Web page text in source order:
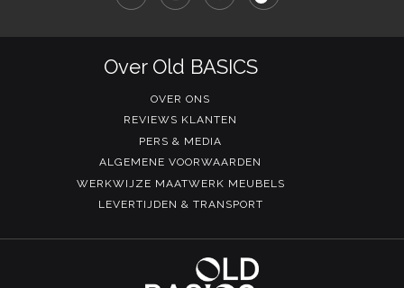
Over Old BASICS
OVER ONS
REVIEWS KLANTEN
PERS & MEDIA
ALGEMENE VOORWAARDEN
WERKWIJZE MAATWERK MEUBELS
LEVERTIJDEN & TRANSPORT